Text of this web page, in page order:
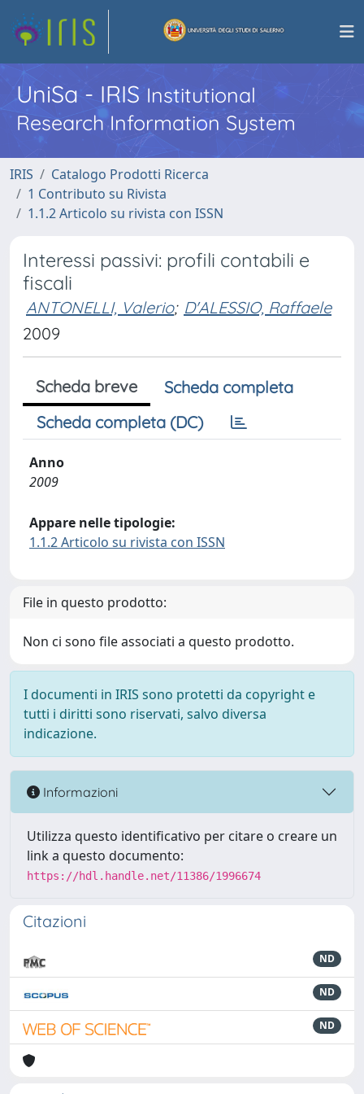
UniSa - IRISInstitutional
Research Information System
IRIS
Catalogo Prodotti Ricerca
1 Contributo su Rivista
1.1.2 Articolo su rivista con ISSN
Interessi passivi: profili contabili e
fiscali
ANTONELLI, Valerio; D'ALESSIO, Raffaele
2009
Scheda breve
Scheda completa
Scheda completa (DC)
Anno
2009
Appare nelle tipologie:
1.1.2 Articolo su rivista con ISSN
File in questo prodotto:
Non ci sono file associati a questo prodotto.
I documenti in IRIS sono protetti da copyright e
tutti i diritti sono riservati, salvo diversa
indicazione.
Informazioni
Utilizza questo identificativo per citare o creare un
link a questo documento:
https://hdl.handle.net/11386/1996674
Citazioni
ND
ND
ND